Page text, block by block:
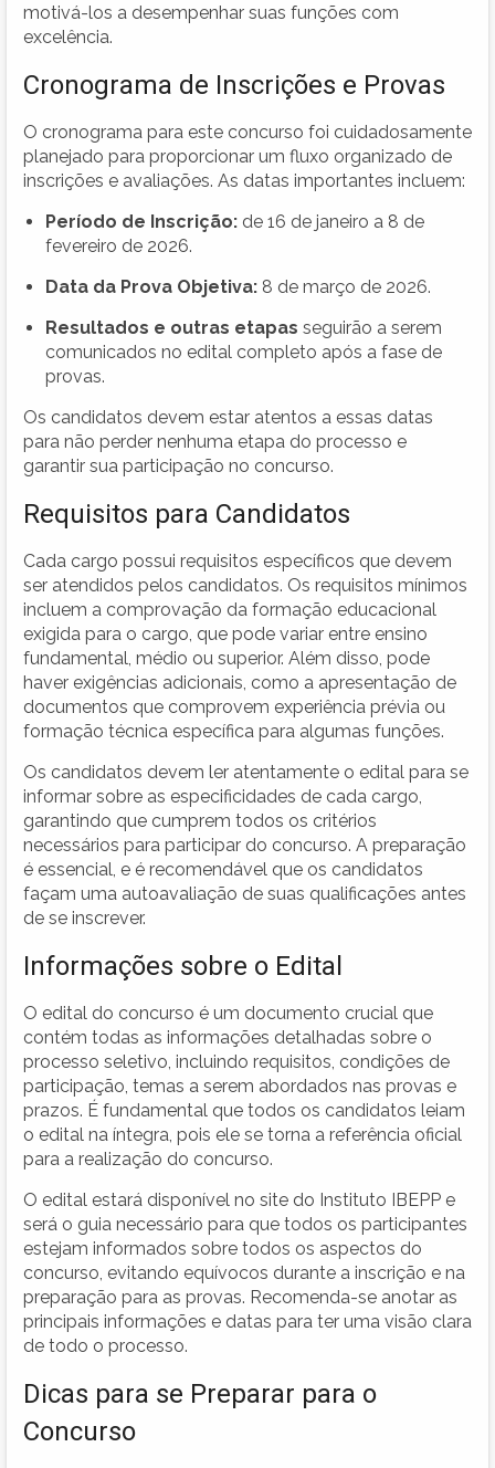
motivá-los a desempenhar suas funções com
excelência.
Cronograma de Inscrições e Provas
O cronograma para este concurso foi cuidadosamente
planejado para proporcionar um fluxo organizado de
inscrições e avaliações. As datas importantes incluem:
Período de Inscrição: de 16 de janeiro a 8 de
fevereiro de 2026.
Data da Prova Objetiva: 8 de março de 2026.
Resultados e outras etapas seguirão a serem
comunicados no edital completo após a fase de
provas.
Os candidatos devem estar atentos a essas datas
para não perder nenhuma etapa do processo e
garantir sua participação no concurso.
Requisitos para Candidatos
Cada cargo possui requisitos específicos que devem
ser atendidos pelos candidatos. Os requisitos mínimos
incluem a comprovação da formação educacional
exigida para o cargo, que pode variar entre ensino
fundamental, médio ou superior. Além disso, pode
haver exigências adicionais, como a apresentação de
documentos que comprovem experiência prévia ou
formação técnica específica para algumas funções.
Os candidatos devem ler atentamente o edital para se
informar sobre as especificidades de cada cargo,
garantindo que cumprem todos os critérios
necessários para participar do concurso. A preparação
é essencial, e é recomendável que os candidatos
façam uma autoavaliação de suas qualificações antes
de se inscrever.
Informações sobre o Edital
O edital do concurso é um documento crucial que
contém todas as informações detalhadas sobre o
processo seletivo, incluindo requisitos, condições de
participação, temas a serem abordados nas provas e
prazos. É fundamental que todos os candidatos leiam
o edital na íntegra, pois ele se torna a referência oficial
para a realização do concurso.
O edital estará disponível no site do Instituto IBEPP e
será o guia necessário para que todos os participantes
estejam informados sobre todos os aspectos do
concurso, evitando equívocos durante a inscrição e na
preparação para as provas. Recomenda-se anotar as
principais informações e datas para ter uma visão clara
de todo o processo.
Dicas para se Preparar para o
Concurso